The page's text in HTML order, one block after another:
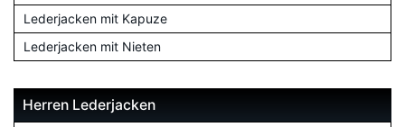
Lederjacken mit Kapuze
Lederjacken mit Nieten
Herren Lederjacken